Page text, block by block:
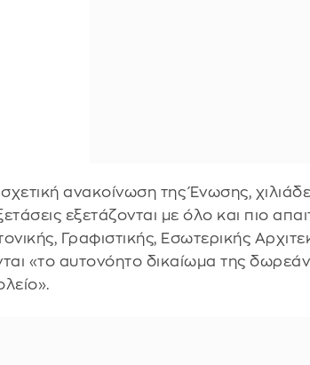
ανακοίνωση της Ένωσης,
εξετάζονται με όλο και πιο
Γραφιστικής, Εσωτερικής
«το αυτονόητο δικαίωμα της δωρεάν